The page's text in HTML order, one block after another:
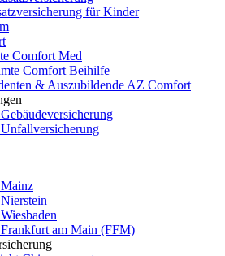
für Kinder
Comfort Med
Comfort Beihilfe
& Auszubildende AZ Comfort
am Main (FFM)